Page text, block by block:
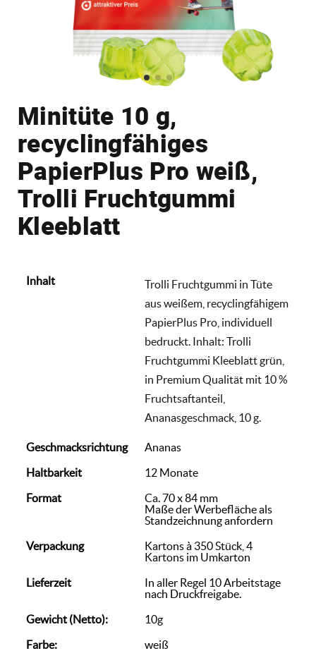
Minitüte 10 g,
recyclingfähiges
PapierPlus Pro weiß,
Trolli Fruchtgummi
Kleeblatt
Inhalt
Trolli Fruchtgummi in Tüte
aus weißem, recyclingfähigem
PapierPlus Pro, individuell
bedruckt. Inhalt: Trolli
Fruchtgummi Kleeblatt grün,
in Premium Qualität mit 10 %
Fruchtsaftanteil,
Ananasgeschmack, 10 g.
Geschmacksrichtung
Ananas
Haltbarkeit
12 Monate
Format
Ca. 70 x 84 mm
Maße der Werbefläche als
Standzeichnung anfordern
Verpackung
Kartons à 350 Stück, 4
Kartons im Umkarton
Lieferzeit
In aller Regel 10 Arbeitstage
nach Druckfreigabe.
Gewicht (Netto):
10g
Farbe:
weiß